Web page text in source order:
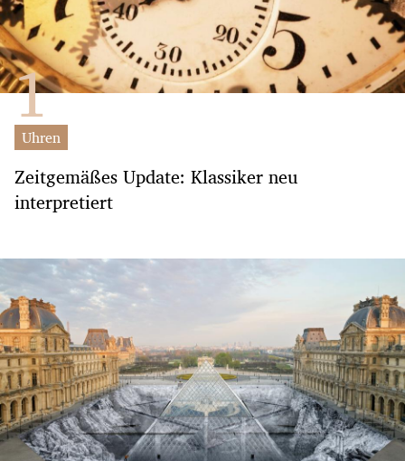
Uhren
Zeitgemäßes Update: Klassiker neu
interpretiert